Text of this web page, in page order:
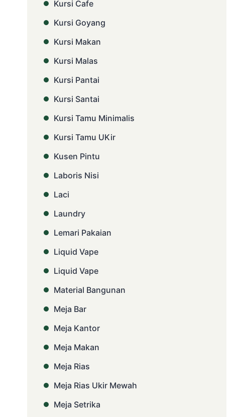
Kursi Cafe
Kursi Goyang
Kursi Makan
Kursi Malas
Kursi Pantai
Kursi Santai
Kursi Tamu Minimalis
Kursi Tamu UKir
Kusen Pintu
Laboris Nisi
Laci
Laundry
Lemari Pakaian
Liquid Vape
Liquid Vape
Material Bangunan
Meja Bar
Meja Kantor
Meja Makan
Meja Rias
Meja Rias Ukir Mewah
Meja Setrika